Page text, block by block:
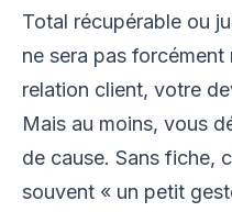
Total récupérable ou
ne sera pas
relation client, votre
Mais au moins, vous
de cause. Sans fiche,
souvent « un petit